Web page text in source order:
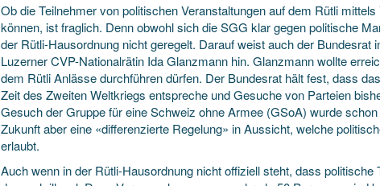
Ob die Teilnehmer von politischen Veranstaltungen auf dem Rütli
können, ist fraglich. Denn obwohl sich die SGG klar gegen politische
der Rütli-Hausordnung nicht geregelt. Darauf weist auch der Bundesrat
Luzerner CVP-Nationalrätin Ida Glanzmann hin. Glanzmann wollte
dem Rütli Anlässe durchführen dürfen. Der Bundesrat hält fest, dass
Zeit des Zweiten Weltkriegs entspreche und Gesuche von Parteien
Gesuch der Gruppe für eine Schweiz ohne Armee (GSoA) wurde
Zukunft aber eine «differenzierte Regelung» in Aussicht, welche
erlaubt.
Auch wenn in der Rütli-Hausordnung nicht offiziell steht, dass